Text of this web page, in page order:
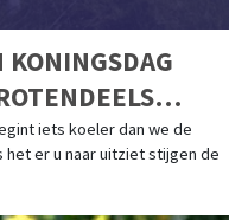
KONINGSDAG
iets koeler dan we de
er u naar uitziet stijgen de